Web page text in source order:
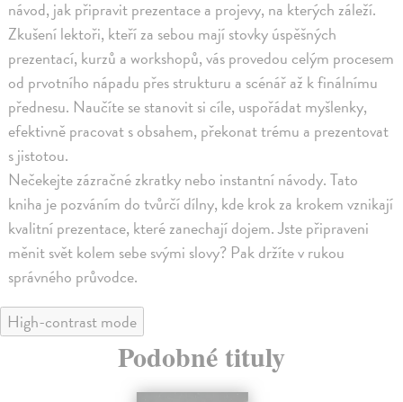
návod, jak připravit prezentace a projevy, na kterých záleží.
Zkušení lektoři, kteří za sebou mají stovky úspěšných
prezentací, kurzů a workshopů, vás provedou celým procesem
od prvotního nápadu přes strukturu a scénář až k finálnímu
přednesu. Naučíte se stanovit si cíle, uspořádat myšlenky,
efektivně pracovat s obsahem, překonat trému a prezentovat
s jistotou.
Nečekejte zázračné zkratky nebo instantní návody. Tato
kniha je pozváním do tvůrčí dílny, kde krok za krokem vznikají
kvalitní prezentace, které zanechají dojem. Jste připraveni
měnit svět kolem sebe svými slovy? Pak držíte v rukou
správného průvodce.
High-contrast mode
Podobné tituly